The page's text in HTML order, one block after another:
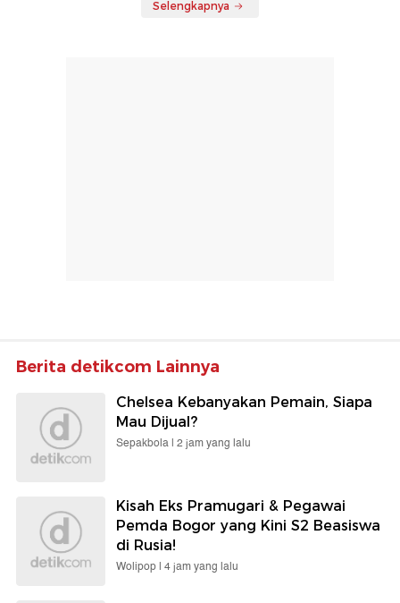
Selengkapnya
Berita detikcom Lainnya
Chelsea Kebanyakan Pemain, Siapa
Mau Dijual?
Sepakbola | 2 jam yang lalu
Kisah Eks Pramugari & Pegawai
Pemda Bogor yang Kini S2 Beasiswa
di Rusia!
Wolipop | 4 jam yang lalu